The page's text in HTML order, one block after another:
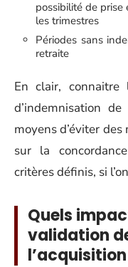
possibilité de
les trimestres
Périodes sans
retraite
En clair,
d’indemnisation
moyens d’éviter
sur la
critères définis, si
Quels
validation